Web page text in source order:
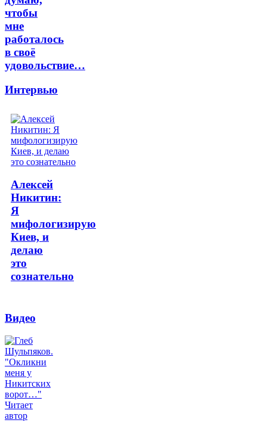
чтобы
мне
работалось
в своё
удовольствие…
Интервью
Алексей
Никитин:
Я
мифологизирую
Киев, и
делаю
это
сознательно
Видео